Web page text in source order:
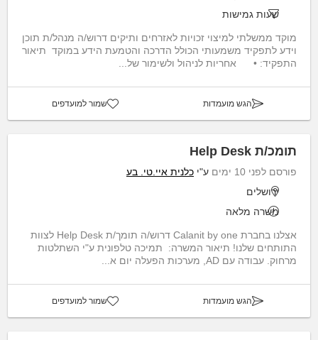
שעות גמישות
מוקד ממשלתי למיצוי זכויות לאזרחים ותיקים דרוש/ה מנהל/ת תוכן
וידע לתפקיד משמעותי הכולל הדרכה והטמעת הידע במוקד תיאור
התפקיד: • אחריות לניהול ולשימור של...
הגש מועמדות שמור למועדפים
תומכ/ת Help Desk
פורסם לפני 10 ימים ע"י כלנית איי.טי. בע
ירושלים
משרה מלאה
אצלנו בחברת Calanit by one דרוש/ה תומך/ת Help Desk לצוות
התותחים שלנו! תיאור המשרה: תמיכה טלפונית ע"י השתלטות
מרחוק. עבודה עם AD, מערכות הפעלה יום א...
הגש מועמדות שמור למועדפים